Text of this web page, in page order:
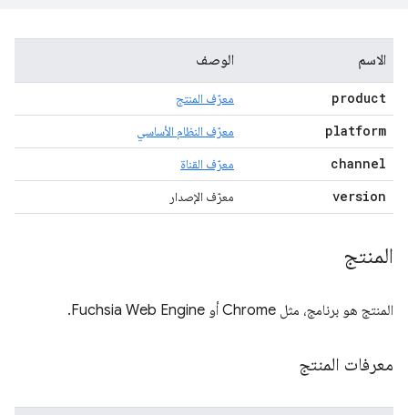
الاسم الوصف
product معرّف المنتج
platform معرّف النظام الأساسي
channel معرّف القناة
version معرّف الإصدار
المنتج
المنتج هو برنامج، مثل Chrome أو Fuchsia Web Engine.
معرفات المنتج